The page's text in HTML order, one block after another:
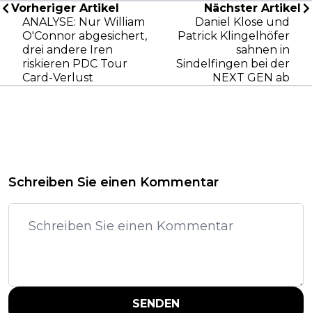
Vorheriger Artikel
ANALYSE: Nur William
O'Connor abgesichert,
drei andere Iren
riskieren PDC Tour
Card-Verlust
Nächster Artikel
Daniel Klose und
Patrick Klingelhöfer
sahnen in
Sindelfingen bei der
NEXT GEN ab
Schreiben Sie einen Kommentar
SENDEN